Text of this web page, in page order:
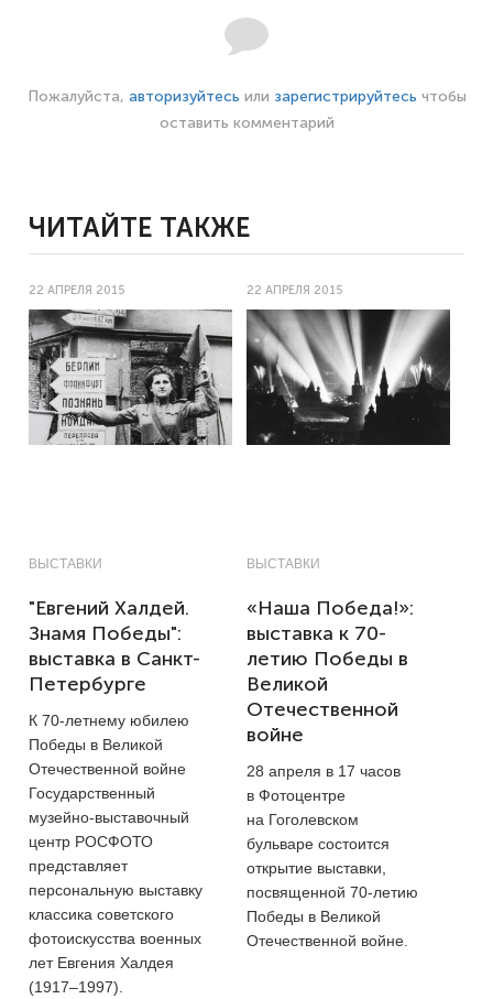
Пожалуйста, авторизуйтесь или зарегистрируйтесь чтобы
оставить комментарий
ЧИТАЙТЕ ТАКЖЕ
22 АПРЕЛЯ 2015
ВЫСТАВКИ
"Евгений Халдей.
Знамя Победы":
выставка в Санкт-
Петербурге
К 70-летнему юбилею
Победы в Великой
Отечественной войне
Государственный
музейно-выставочный
центр РОСФОТО
представляет
персональную выставку
классика советского
фотоискусства военных
лет Евгения Халдея
(1917–1997).
22 АПРЕЛЯ 2015
ВЫСТАВКИ
«Наша Победа!»:
выставка к 70-
летию Победы в
Великой
Отечественной
войне
28 апреля в 17 часов
в Фотоцентре
на Гоголевском
бульваре состоится
открытие выставки,
посвященной 70-летию
Победы в Великой
Отечественной войне.